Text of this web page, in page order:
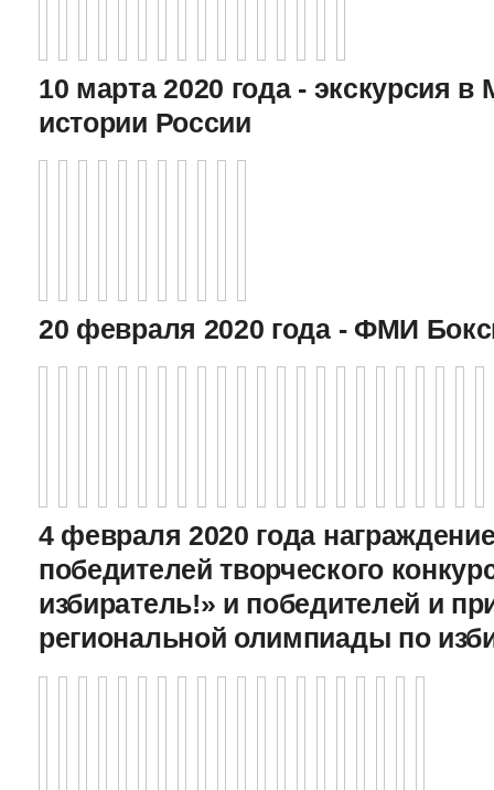
10 марта 2020 года - экскурсия в
истории России
20 февраля 2020 года - ФМИ
4 февраля 2020 года
победителей творческого
избиратель!» и победителей и
региональной олимпиады по